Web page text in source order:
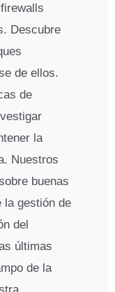
Descubre
de ellos.
de
la
Nuestros
buenas
la gestión de
del
últimas
de la